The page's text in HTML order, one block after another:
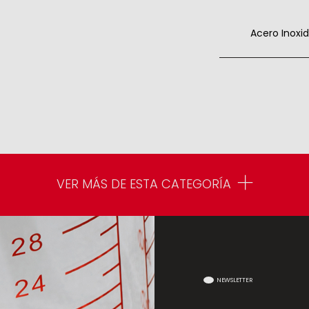
Acero
VER MÁS DE ESTA CATEGORÍA
NEWSLETTER